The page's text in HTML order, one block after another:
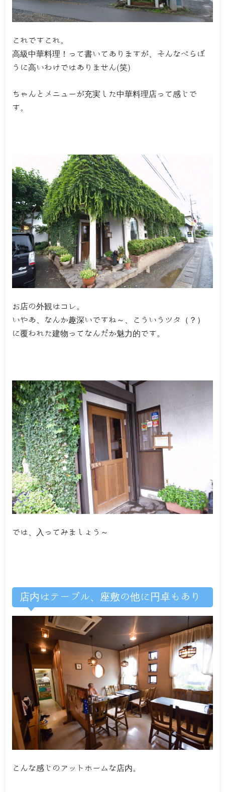
これですこれ。
高級中華料理！って書いてありますが、そんなべらぼ
うに高いわけではありません(笑)
ちゃんとメニューが充実した中華料理店って感じで
す。
お店の外観はコレ。
いやあ、なんか趣深いですね～、こういうツタ（？）
に覆われた建物ってなんだか魅力的です。
では、入ってみましょう～
店内はテーブル、座敷の他に円卓もあり
こんな感じのアットホームな店内。